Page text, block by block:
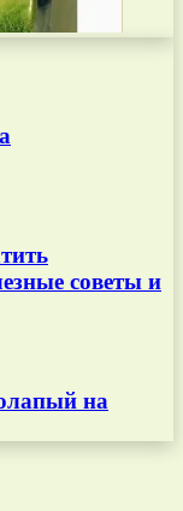
советы и
на